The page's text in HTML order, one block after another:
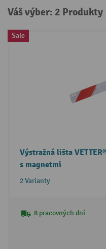
Váš výber: 2 Produkty
Sale
Výstražná lišta
s magnetmi
2 Varianty
8 pracovných dní